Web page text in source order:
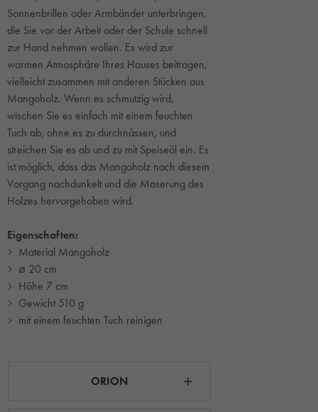
Sonnenbrillen oder Armbänder unterbringen,
die Sie vor der Arbeit oder der Schule schnell
zur Hand nehmen wollen. Es wird zur
warmen Atmosphäre Ihres Hauses beitragen,
vielleicht zusammen mit anderen Stücken aus
Mangoholz. Wenn es schmutzig wird,
wischen Sie es einfach mit einem feuchten
Tuch ab, ohne es zu durchnässen, und
streichen Sie es ab und zu mit Speiseöl ein. Es
ist möglich, dass das Mangoholz nach diesem
Vorgang nachdunkelt und die Maserung des
Holzes hervorgehoben wird.
Eigenschaften:
Material Mangoholz
⌀ 20 cm
Höhe 7 cm
Gewicht 510 g
mit einem feuchten Tuch reinigen
ORION